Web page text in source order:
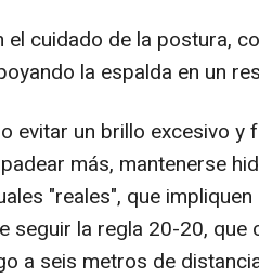
cuidado de la postura,
la espalda en un
evitar un brillo excesivo y
más, mantenerse
"reales", que
seguir la regla 20-20, que
a seis metros de